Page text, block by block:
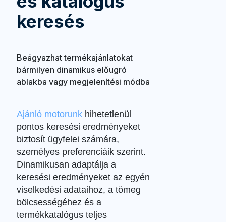
keresés
Beágyazhat termékajánlatokat
bármilyen dinamikus előugró
ablakba vagy megjelenítési módba
Ajánló motorunk hihetetlenül
pontos keresési eredményeket
biztosít ügyfelei számára,
személyes preferenciáik szerint.
Dinamikusan adaptálja a
keresési eredményeket az egyén
viselkedési adataihoz, a tömeg
bölcsességéhez és a
termékkatalógus teljes